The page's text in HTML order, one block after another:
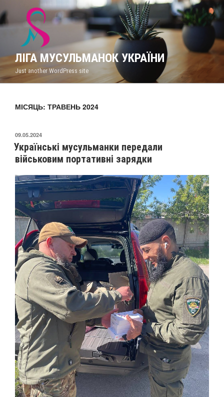
ЛІГА МУСУЛЬМАНОК УКРАЇНИ
Just another WordPress site
МІСЯЦЬ: ТРАВЕНЬ 2024
09.05.2024
Українські мусульманки передали
військовим портативні зарядки